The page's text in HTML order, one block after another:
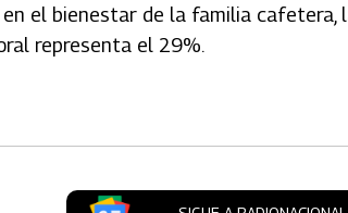
el bienestar de la familia
representa el 29%.